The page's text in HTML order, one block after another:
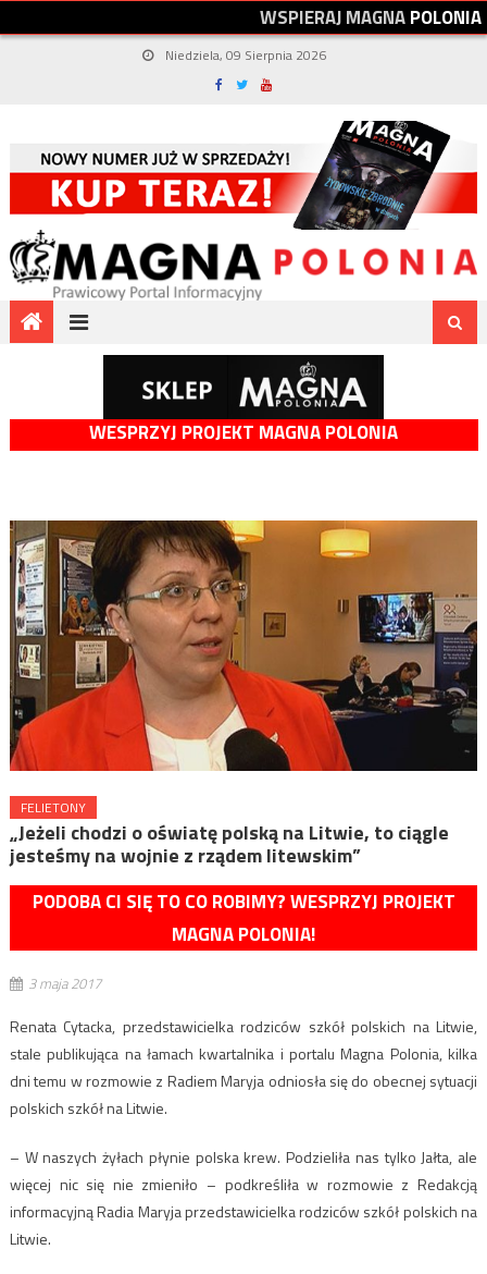
WSPIERAJMAGNAPOLONIA
Niedziela, 09 Sierpnia 2026
WESPRZYJ PROJEKT MAGNA POLONIA
FELIETONY
„Jeżeli chodzi o oświatę polską na Litwie, to ciągle
jesteśmy na wojnie z rządem litewskim”
PODOBA CI SIĘ TO CO ROBIMY? WESPRZYJ PROJEKT
MAGNA POLONIA!
3 maja 2017
Renata Cytacka, przedstawicielka rodziców szkół polskich na Litwie,
stale publikująca na łamach kwartalnika i portalu Magna Polonia, kilka
dni temu w rozmowie z Radiem Maryja odniosła się do obecnej sytuacji
polskich szkół na Litwie.
– W naszych żyłach płynie polska krew. Podzieliła nas tylko Jałta, ale
więcej nic się nie zmieniło – podkreśliła w rozmowie z Redakcją
informacyjną Radia Maryja przedstawicielka rodziców szkół polskich na
Litwie.